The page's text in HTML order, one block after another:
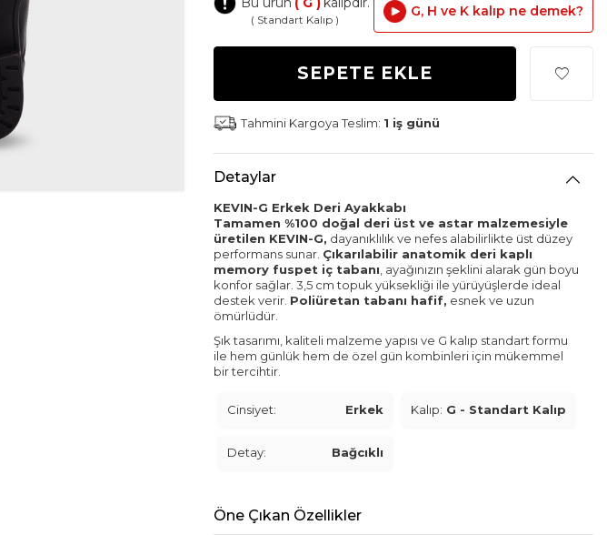
( Standart Kalıp ) G, H ve K kalıp ne demek?
SEPETE EKLE
Tahmini Kargoya Teslim: 1 iş günü
Detaylar
KEVIN-G Erkek Deri Ayakkabı
Tamamen %100 doğal deri üst ve astar malzemesiyle
üretilen KEVIN-G, dayanıklılık ve nefes alabilirlikte üst düzey
performans sunar. Çıkarılabilir anatomik deri kaplı
memory fuspet iç tabanı , ayağınızın şeklini alarak gün boyu
konfor sağlar. 3,5 cm topuk yüksekliği ile yürüyüşlerde ideal
destek verir. Poliüretan tabanı hafif, esnek ve uzun
ömürlüdür.
Şık tasarımı, kaliteli malzeme yapısı ve G kalıp standart formu
ile hem günlük hem de özel gün kombinleri için mükemmel
bir tercihtir.
Cinsiyet: Erkek Kalıp: G - Standart Kalıp
Detay: Bağcıklı
Öne Çıkan Özellikler